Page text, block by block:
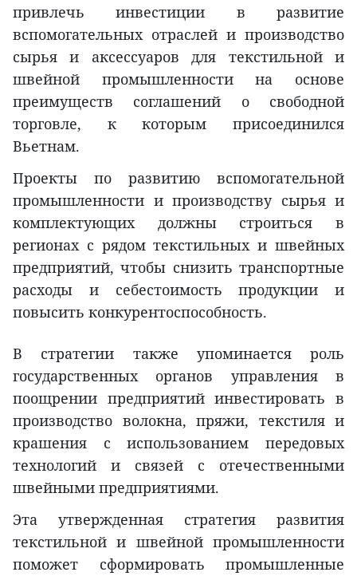
привлечь инвестиции в развитие
вспомогательных отраслей и производство
сырья и аксессуаров для текстильной и
швейной промышленности на основе
преимуществ соглашений о свободной
торговле, к которым присоединился
Вьетнам.
Проекты по развитию вспомогательной
промышленности и производству сырья и
комплектующих должны строиться в
регионах с рядом текстильных и швейных
предприятий, чтобы снизить транспортные
расходы и себестоимость продукции и
повысить конкурентоспособность.
В стратегии также упоминается роль
государственных органов управления в
поощрении предприятий инвестировать в
производство волокна, пряжи, текстиля и
крашения с использованием передовых
технологий и связей с отечественными
швейными предприятиями.
Эта утвержденная стратегия развития
текстильной и швейной промышленности
поможет сформировать промышленные